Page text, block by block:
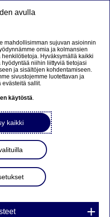
på dansk
relateret side på dansk
Omien
avulla
mahdollisimman sujuvan asioinnin
omia ja kolmansien
Hyväksymällä kaikki
niihin liittyviä tietojasi
ja sisältöjen kohdentamiseen.
sivustojemme luotettavan ja
evästeitä sallit.
käytöstä.
kaikki